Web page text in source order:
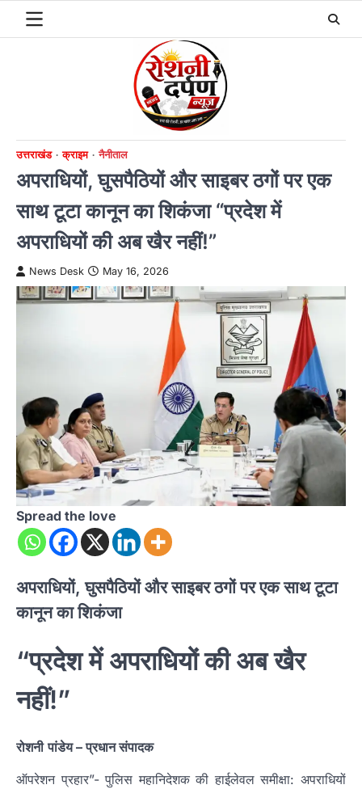
उत्तराखंड क्राइम नैनीताल
अपराधियों, घुसपैठियों और साइबर ठगों पर एक
साथ टूटा कानून का शिकंजा “प्रदेश में
अपराधियों की अब खैर नहीं!”
News Desk May 16, 2026
Spread the love
अपराधियों, घुसपैठियों और साइबर ठगों पर एक साथ टूटा
कानून का शिकंजा
“प्रदेश में अपराधियों की अब खैर
नहीं!”
रोशनी पांडेय– प्रधान संपादक
ऑपरेशन प्रहार”- पुलिस महानिदेशक की हाईलेवल समीक्षा: अपराधियों